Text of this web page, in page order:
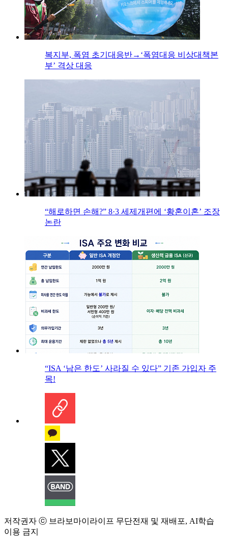
복지부, 폭염 초기대응반→‘폭염대응 비상대책본
부’ 격상 대응
“해로하면 손해?” 8·3 세제개편에 ‘황혼이혼’ 조장
논란
“ISA ‘남은 한도’ 사라질 수 있다” 기존 가입자 주
목!
저작권자 ⓒ 브라보마이라이프 무단전재 및 재배포, AI학습
이용 금지